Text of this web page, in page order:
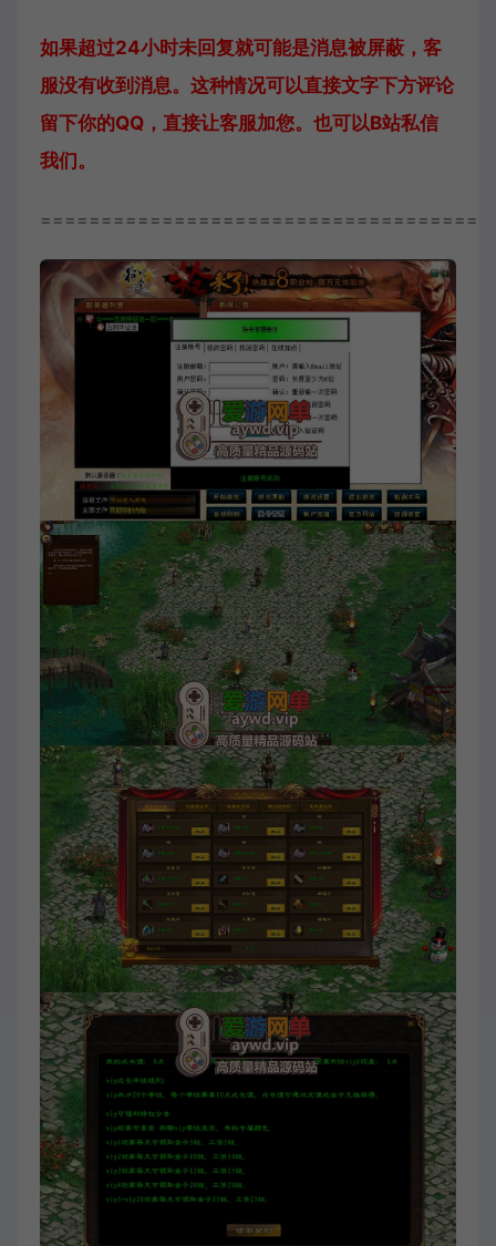
如果超过24小时未回复就可能是消息被屏蔽，客
服没有收到消息。这种情况可以直接文字下方评论
留下你的QQ，直接让客服加您。也可以B站私信
我们。